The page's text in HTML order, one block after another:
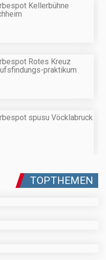
Kellerbühne
Rotes Kreuz
praktikum
spusu Vöcklabruck
TOPTHEMEN